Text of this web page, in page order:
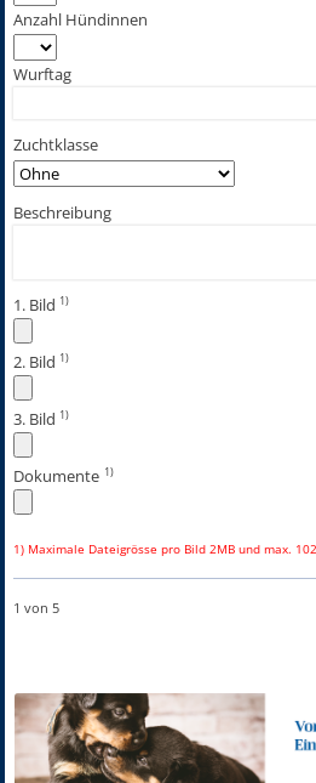
Anzahl Hündinnen
Wurftag
Zuchtklasse
Beschreibung
1. Bild 1)
2. Bild 1)
3. Bild 1)
Dokumente 1)
1) Maximale Dateigrösse pro Bild 2MB und max.
1 von 5